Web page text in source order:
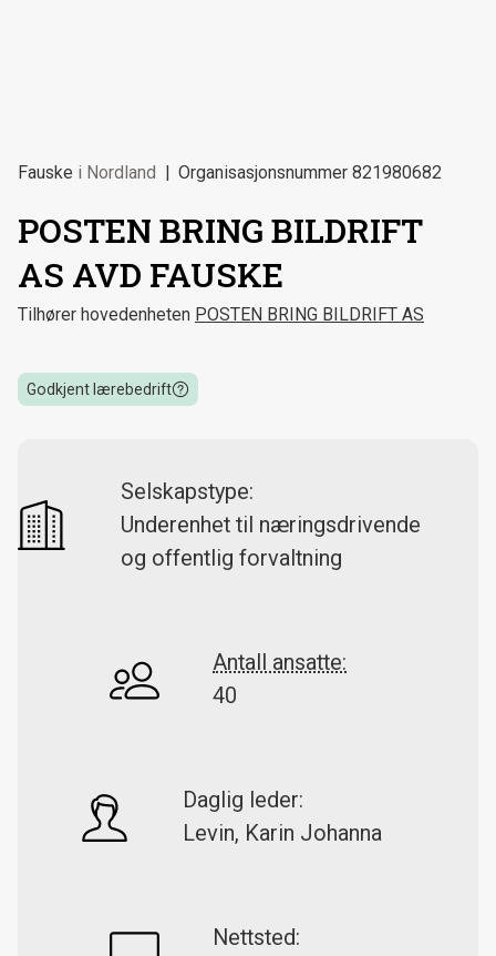
Fauske i Nordland Organisasjonsnummer 821980682
POSTEN BRING BILDRIFT
AS AVD FAUSKE
Tilhører hovedenheten POSTEN BRING BILDRIFT AS
Godkjent lærebedrift
Selskapstype:
Underenhet til næringsdrivende
og offentlig forvaltning
Antall ansatte:
40
Daglig leder:
Levin, Karin Johanna
Nettsted: